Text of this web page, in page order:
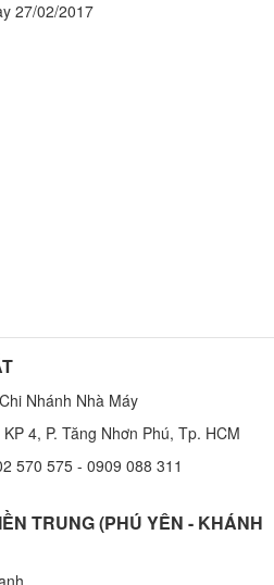
27/02/2017
Nhánh Nhà Máy
4, P. Tăng Nhơn Phú, Tp. HCM
570 575 - 0909 088 311
TRUNG (PHÚ YÊN - KHÁNH